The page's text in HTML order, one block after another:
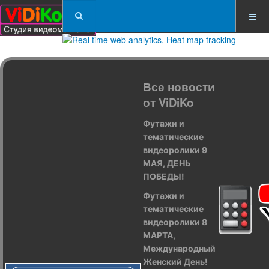
Все новости
от ViDiKo
Футажи и
тематические
видеоролики 9
МАЯ, ДЕНЬ
ПОБЕДЫ!
Футажи и
тематические
видеоролики 8
МАРТА,
Международный
Женский День!